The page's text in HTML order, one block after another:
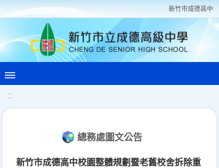
新竹巿成德高中
:::
總務處圖文公告
新竹市成德高中校園整體規劃暨老舊校舍拆除重